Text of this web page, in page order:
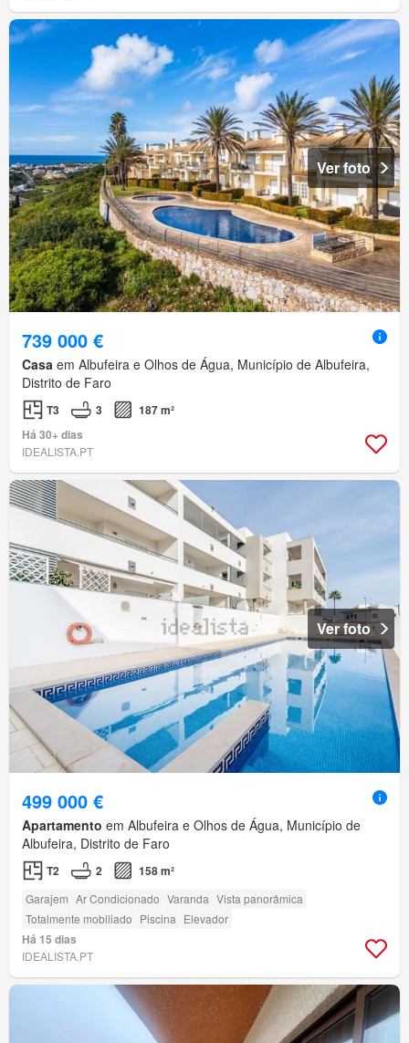
Ver foto
739 000 €
Casa em Albufeira e Olhos de Água, Município de Albufeira,
Distrito de Faro
T3 3
187 m²
Há 30+ dias
IDEALISTA.PT
Ver foto
499 000 €
Apartamento em Albufeira e Olhos de Água, Município de
Albufeira, Distrito de Faro
T2 2 158 m²
Garajem Ar Condicionado Varanda Vista panorâmica
Totalmente mobiliado Piscina Elevador
Há 15 dias
IDEALISTA.PT